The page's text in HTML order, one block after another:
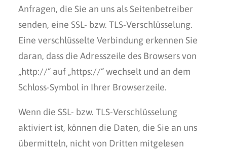
Anfragen, die Sie an uns als Seitenbetreiber
senden, eine SSL- bzw. TLS-Verschlüsselung.
Eine verschlüsselte Verbindung erkennen Sie
daran, dass die Adresszeile des Browsers von
„http://“ auf „https://“ wechselt und an dem
Schloss-Symbol in Ihrer Browserzeile.
Wenn die SSL- bzw. TLS-Verschlüsselung
aktiviert ist, können die Daten, die Sie an uns
übermitteln, nicht von Dritten mitgelesen